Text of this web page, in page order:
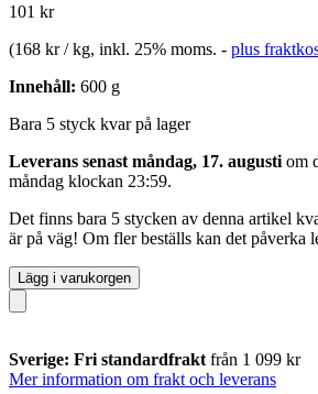
101 kr
(168 kr / kg, inkl. 25% moms. - plus
Innehåll: 600 g
Bara 5 styck kvar på lager
Leverans senast måndag, 17. augusti om
måndag klockan 23:59.
Det finns bara 5 stycken av denna artikel
är på väg! Om fler beställs kan det påverka
Lägg i varukorgen
Sverige: Fri standardfrakt från 1 099 kr
Mer information om frakt och leverans